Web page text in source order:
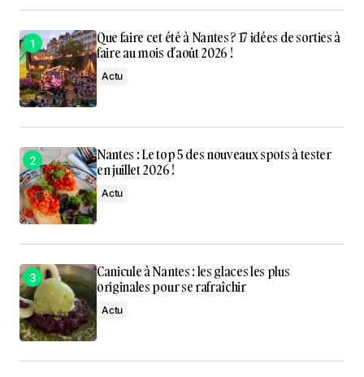
Que faire cet été à Nantes ? 17 idées de sorties à
faire au mois d’août 2026 !
Actu
Nantes : Le top 5 des nouveaux spots à tester
en juillet 2026 !
Actu
Canicule à Nantes : les glaces les plus
originales pour se rafraîchir
Actu